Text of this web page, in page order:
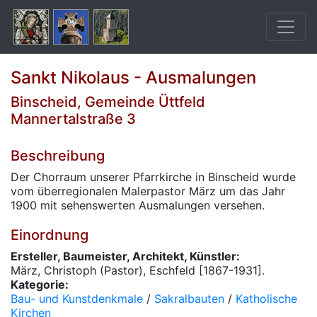
Sankt Nikolaus - Ausmalungen
Binscheid, Gemeinde Üttfeld
Mannertalstraße 3
Beschreibung
Der Chorraum unserer Pfarrkirche in Binscheid wurde
vom überregionalen Malerpastor März um das Jahr
1900 mit sehenswerten Ausmalungen versehen.
Einordnung
Ersteller, Baumeister, Architekt, Künstler:
März, Christoph (Pastor), Eschfeld [1867-1931].
Kategorie:
Bau- und Kunstdenkmale / Sakralbauten / Katholische
Kirchen